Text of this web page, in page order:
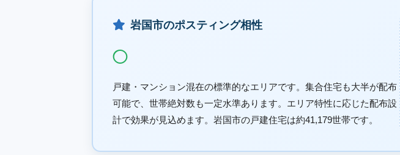
岩国市のポスティング相性
◯
戸建・マンション混在の標準的なエリアです。集合住宅も大半が配布
可能で、世帯絶対数も一定水準あります。エリア特性に応じた配布設
計で効果が見込めます。岩国市の戸建住宅は約41,179世帯です。